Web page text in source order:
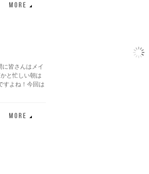
に皆さんはメイ
と忙しい朝は
すよね！今回は